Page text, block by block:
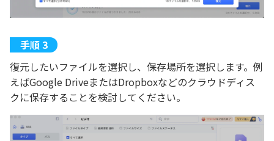
復元したいファイルを選択し、保存場所を選択します。例
えばGoogle DriveまたはDropboxなどのクラウドディス
クに保存することを検討してください。